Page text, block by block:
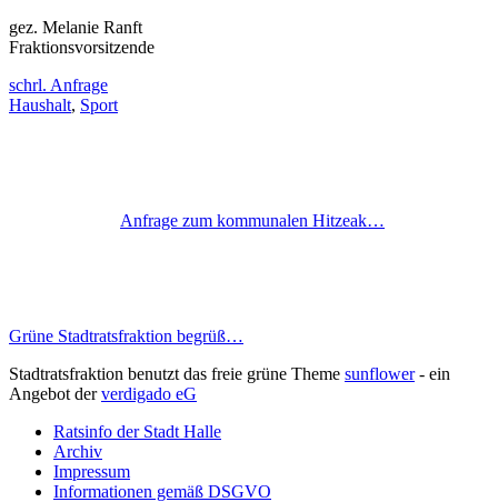
gez. Melanie Ranft
Fraktionsvorsitzende
schrl. Anfrage
Haushalt, Sport
Anfrage zum kommunalen Hitzeak…
Grüne Stadtratsfraktion begrüß…
Stadtratsfraktion benutzt das freie grüne Theme sunflower‐ ein
Angebot derverdigado eG
Ratsinfo der Stadt Halle
Archiv
Impressum
Informationen gemäß DSGVO